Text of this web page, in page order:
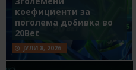
коефициенти за
поголема добивка во
20Bet
ЈУЛИ 8, 2026